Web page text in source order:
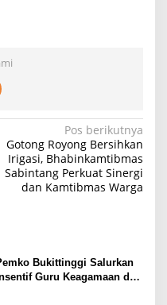
Pos berikutnya
Gotong Royong Bersihkan
Irigasi, Bhabinkamtibmas
Sabintang Perkuat Sinergi
dan Kamtibmas Warga
Bukittinggi Salurkan
Guru Keagamaan dan